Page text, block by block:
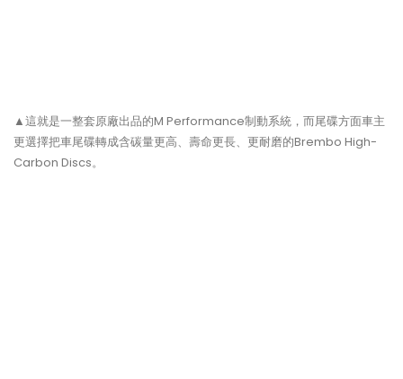
▲這就是一整套原廠出品的M Performance制動系統，而尾碟方面車主
更選擇把車尾碟轉成含碳量更高、壽命更長、更耐磨的Brembo High-
Carbon Discs。